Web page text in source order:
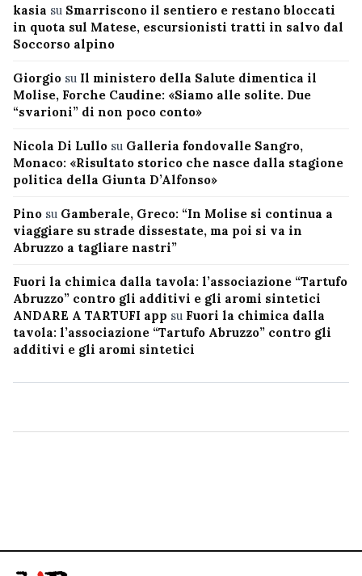
kasia su Smarriscono il sentiero e restano bloccati
in quota sul Matese, escursionisti tratti in salvo dal
Soccorso alpino
Giorgio su Il ministero della Salute dimentica il
Molise, Forche Caudine: «Siamo alle solite. Due
“svarioni” di non poco conto»
Nicola Di Lullo su Galleria fondovalle Sangro,
Monaco: «Risultato storico che nasce dalla stagione
politica della Giunta D’Alfonso»
Pino su Gamberale, Greco: “In Molise si continua a
viaggiare su strade dissestate, ma poi si va in
Abruzzo a tagliare nastri”
Fuori la chimica dalla tavola: l’associazione “Tartufo
Abruzzo” contro gli additivi e gli aromi sintetici
ANDARE A TARTUFI app su Fuori la chimica dalla
tavola: l’associazione “Tartufo Abruzzo” contro gli
additivi e gli aromi sintetici